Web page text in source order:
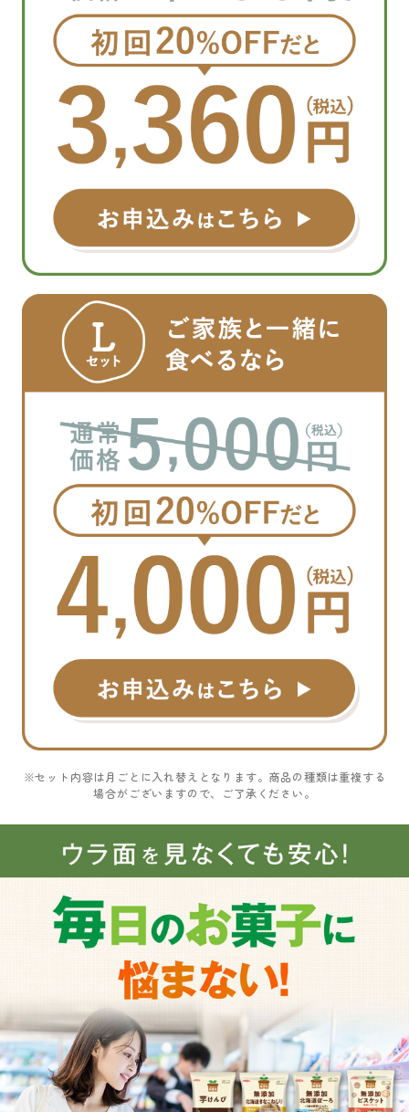
※セット内容は月ごとに入れ替えとなります。商品の種類は重複する
場合がございますので、ご了承ください。